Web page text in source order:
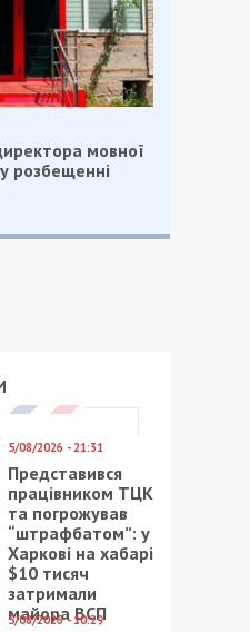
мовної
розбещенні
5/08/2026 - 21:31
Представився
працівником ТЦК
та погрожував
“штрафбатом”: у
Харкові на хабарі
$10 тисяч
затримали
майора ВСП
5/08/2026 - 10:29